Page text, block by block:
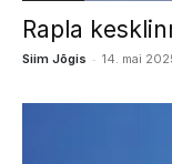
Rapla
Siim Jõgis - 14. mai